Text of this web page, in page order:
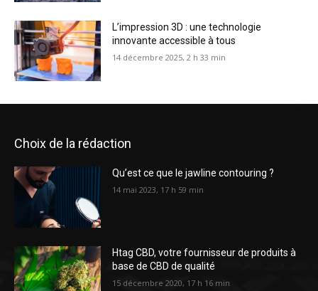
L’impression 3D : une technologie
innovante accessible à tous
14 décembre 2025, 2 h 33 min
Choix de la rédaction
Qu’est ce que le jawline contouring ?
14 mai 2023, 17 h 59 min
Htag CBD, votre fournisseur de produits à
base de CBD de qualité
15 décembre 2020, 17 h 16 min